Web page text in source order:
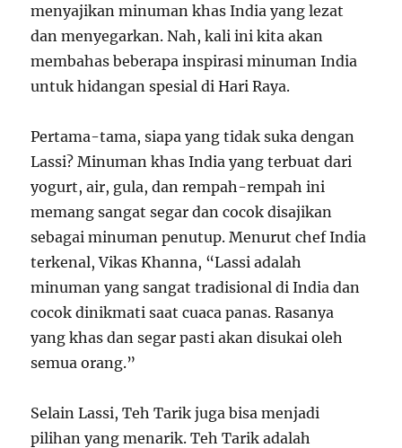
menyajikan minuman khas India yang lezat
dan menyegarkan. Nah, kali ini kita akan
membahas beberapa inspirasi minuman India
untuk hidangan spesial di Hari Raya.
Pertama-tama, siapa yang tidak suka dengan
Lassi? Minuman khas India yang terbuat dari
yogurt, air, gula, dan rempah-rempah ini
memang sangat segar dan cocok disajikan
sebagai minuman penutup. Menurut chef India
terkenal, Vikas Khanna, “Lassi adalah
minuman yang sangat tradisional di India dan
cocok dinikmati saat cuaca panas. Rasanya
yang khas dan segar pasti akan disukai oleh
semua orang.”
Selain Lassi, Teh Tarik juga bisa menjadi
pilihan yang menarik. Teh Tarik adalah